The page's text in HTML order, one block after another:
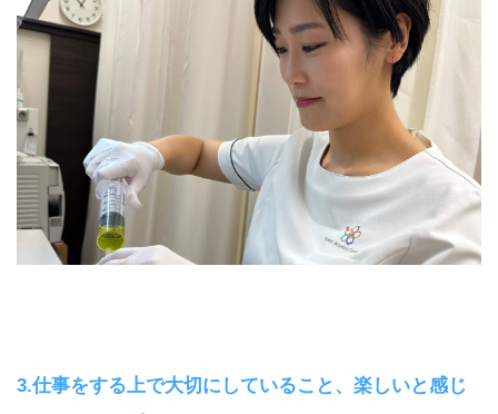
3.仕事をする上で大切にしていること、楽しいと感じ